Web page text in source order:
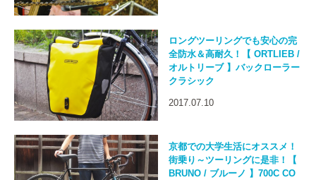
ロングツーリングでも安心の完
全防水＆高耐久！【 ORTLIEB /
オルトリーブ 】バックローラー
クラシック
2017.07.10
京都での大学生活にオススメ！
街乗り～ツーリングに是非！【
BRUNO / ブルーノ 】700C CO